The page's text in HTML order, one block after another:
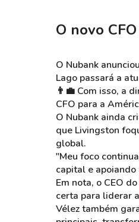
O novo
O Nubank
Lago passará a
👨‍💼 Com isso, a
CFO para a
O Nubank ainda
que Livingston
global.
"Meu foco
capital e
Em nota, o CEO
certa para liderar
Vélez também